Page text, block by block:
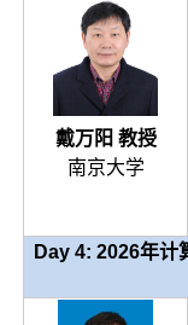
戴万阳 教授
南京大学
Day 4: 2026年计